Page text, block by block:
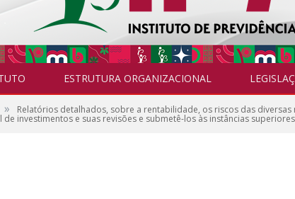
ESTRUTURA ORGANIZACIONAL
» Relatórios detalhados, sobre a rentabilidade, os riscos das
de investimentos e suas revisões e submetê-los às instâncias